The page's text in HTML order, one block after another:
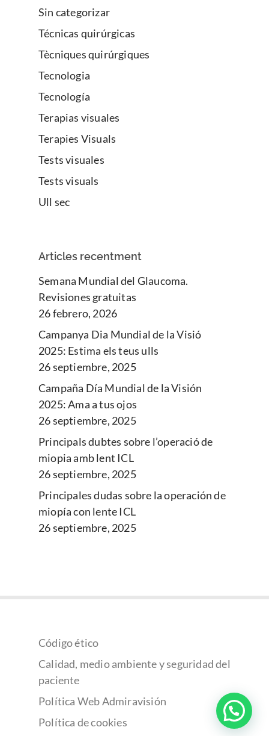
Sin categorizar
Técnicas quirúrgicas
Tècniques quirúrgiques
Tecnologia
Tecnología
Terapias visuales
Terapies Visuals
Tests visuales
Tests visuals
Ull sec
Articles recentment
Semana Mundial del Glaucoma.
Revisiones gratuitas
26 febrero, 2026
Campanya Dia Mundial de la Visió
2025: Estima els teus ulls
26 septiembre, 2025
Campaña Día Mundial de la Visión
2025: Ama a tus ojos
26 septiembre, 2025
Principals dubtes sobre l’operació de
miopia amb lent ICL
26 septiembre, 2025
Principales dudas sobre la operación de
miopía con lente ICL
26 septiembre, 2025
Código ético
Calidad, medio ambiente y seguridad del
paciente
Política Web Admiravisión
Política de cookies